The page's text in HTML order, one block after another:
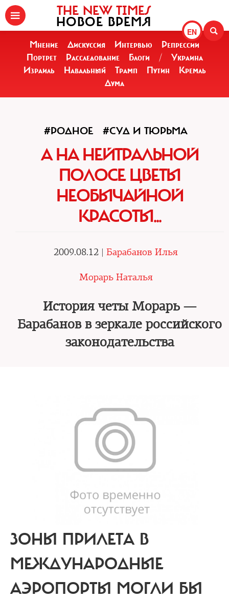
EN
THE NEW TIMES
НОВОЕ ВРЕМЯ
Мнение Дискуссия Интервью
Репрессии
Портрет
Расследование Блоги /
Украина
Израиль
Навальный Трамп Путин
Кремль
Дума
#РОДНОЕ #СУД И ТЮРЬМА
А НА НЕЙТРАЛЬНОЙ
ПОЛОСЕ ЦВЕТЫ
НЕОБЫЧАЙНОЙ
КРАСОТЫ...
2009.08.12 | Барабанов Илья
Морарь Наталья
История четы Морарь —
Барабанов в зеркале российского
законодательства
ЗОНЫ ПРИЛЕТА В
МЕЖДУНАРОДНЫЕ
АЭРОПОРТЫ МОГЛИ БЫ